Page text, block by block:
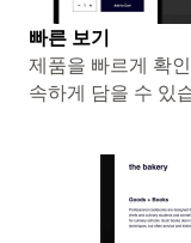
빠른 보기
제품을 빠르게 확
속하게 담을 수 있